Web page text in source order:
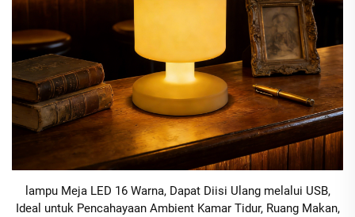
lampu Meja LED 16 Warna, Dapat Diisi Ulang melalui USB,
Ideal untuk Pencahayaan Ambient Kamar Tidur, Ruang Makan,